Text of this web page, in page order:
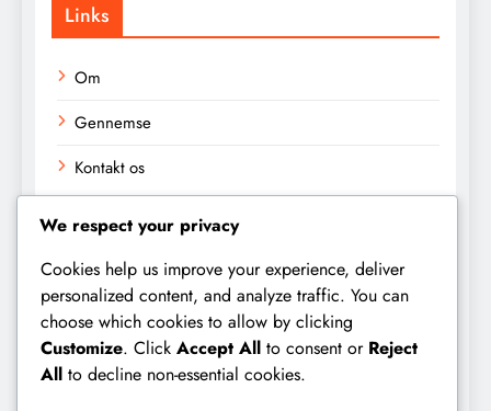
Links
Om
Gennemse
Kontakt os
Kategorier
Arena Milepæle
Daglige Belønninger
Invasion Milepæle
We respect your privacy
Cookies help us improve your experience, deliver
personalized content, and analyze traffic. You can
choose which cookies to allow by clicking
Customize. Click Accept All to consent or Reject
All to decline non-essential cookies.